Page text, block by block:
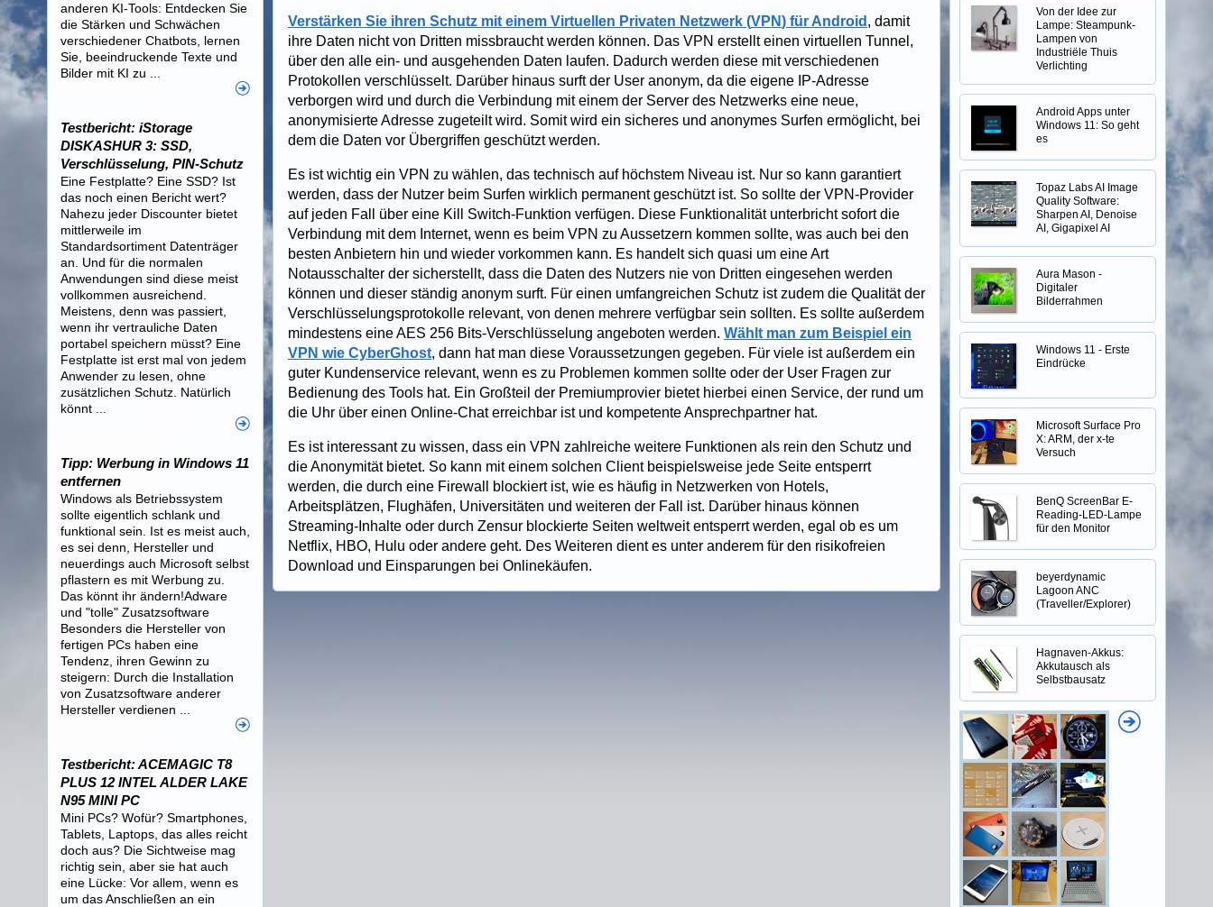
Verstärken Sie ihren Schutz mit einem Virtuellen Privaten Netzwerk (VPN) für Android , damit
ihre Daten nicht von Dritten missbraucht werden können. Das VPN erstellt einen virtuellen Tunnel,
über den alle ein- und ausgehenden Daten laufen. Dadurch werden diese mit verschiedenen
Protokollen verschlüsselt. Darüber hinaus surft der User anonym, da die eigene IP-Adresse
verborgen wird und durch die Verbindung mit einem der Server des Netzwerks eine neue,
anonymisierte Adresse zugeteilt wird. Somit wird ein sicheres und anonymes Surfen ermöglicht, bei
dem die Daten vor Übergriffen geschützt werden.
Es ist wichtig ein VPN zu wählen, das technisch auf höchstem Niveau ist. Nur so kann garantiert
werden, dass der Nutzer beim Surfen wirklich permanent geschützt ist. So sollte der VPN-Provider
auf jeden Fall über eine Kill Switch-Funktion verfügen. Diese Funktionalität unterbricht sofort die
Verbindung mit dem Internet, wenn es beim VPN zu Aussetzern kommen sollte, was auch bei den
besten Anbietern hin und wieder vorkommen kann. Es handelt sich quasi um eine Art
Notausschalter der sicherstellt, dass die Daten des Nutzers nie von Dritten eingesehen werden
können und dieser ständig anonym surft. Für einen umfangreichen Schutz ist zudem die Qualität der
Verschlüsselungsprotokolle relevant, von denen mehrere verfügbar sein sollten. Es sollte außerdem
mindestens eine AES 256 Bits-Verschlüsselung angeboten werden. Wählt man zum Beispiel ein
VPN wie CyberGhost, dann hat man diese Voraussetzungen gegeben. Für viele ist außerdem ein
guter Kundenservice relevant, wenn es zu Problemen kommen sollte oder der User Fragen zur
Bedienung des Tools hat. Ein Großteil der Premiumprovier bietet hierbei einen Service, der rund um
die Uhr über einen Online-Chat erreichbar ist und kompetente Ansprechpartner hat.
Es ist interessant zu wissen, dass ein VPN zahlreiche weitere Funktionen als rein den Schutz und
die Anonymität bietet. So kann mit einem solchen Client beispielsweise jede Seite entsperrt
werden, die durch eine Firewall blockiert ist, wie es häufig in Netzwerken von Hotels,
Arbeitsplätzen, Flughäfen, Universitäten und weiteren der Fall ist. Darüber hinaus können
Streaming-Inhalte oder durch Zensur blockierte Seiten weltweit entsperrt werden, egal ob es um
Netflix, HBO, Hulu oder andere geht. Des Weiteren dient es unter anderem für den risikofreien
Download und Einsparungen bei Onlinekäufen.
anderen KI-Tools: Entdecken Sie
die Stärken und Schwächen
verschiedener Chatbots, lernen
Sie, beeindruckende Texte und
Bilder mit KI zu ...
Testbericht: iStorage
DISKASHUR 3: SSD,
Verschlüsselung, PIN-Schutz
Eine Festplatte? Eine SSD? Ist
das noch einen Bericht wert?
Nahezu jeder Discounter bietet
mittlerweile im
Standardsortiment Datenträger
an. Und für die normalen
Anwendungen sind diese meist
vollkommen ausreichend.
Meistens, denn was passiert,
wenn ihr vertrauliche Daten
portabel speichern müsst? Eine
Festplatte ist erst mal von jedem
Anwender zu lesen, ohne
zusätzlichen Schutz. Natürlich
könnt ...
Tipp: Werbung in Windows 11
entfernen
Windows als Betriebssystem
sollte eigentlich schlank und
funktional sein. Ist es meist auch,
es sei denn, Hersteller und
neuerdings auch Microsoft selbst
pflastern es mit Werbung zu.
Das könnt ihr ändern!Adware
und "tolle" Zusatzsoftware
Besonders die Hersteller von
fertigen PCs haben eine
Tendenz, ihren Gewinn zu
steigern: Durch die Installation
von Zusatzsoftware anderer
Hersteller verdienen ...
Testbericht: ACEMAGIC T8
PLUS 12 INTEL ALDER LAKE
N95 MINI PC
Mini PCs? Wofür? Smartphones,
Tablets, Laptops, das alles reicht
doch aus? Die Sichtweise mag
richtig sein, aber sie hat auch
eine Lücke: Vor allem, wenn es
um das Anschließen an ein
Von der Idee zur
Lampe: Steampunk-
Lampen von
Industriële Thuis
Verlichting
Android Apps unter
Windows 11: So geht
es
Topaz Labs AI Image
Quality Software:
Sharpen AI, Denoise
AI, Gigapixel AI
Aura Mason -
Digitaler
Bilderrahmen
Windows 11 - Erste
Eindrücke
Microsoft Surface Pro
X: ARM, der x-te
Versuch
BenQ ScreenBar E-
Reading-LED-Lampe
für den Monitor
beyerdynamic
Lagoon ANC
(Traveller/Explorer)
Hagnaven-Akkus:
Akkutausch als
Selbstbausatz